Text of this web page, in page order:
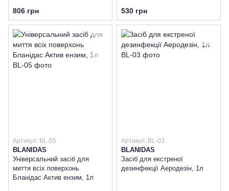
806 грн 530 грн
Артикул: BL-05
BLANIDAS
Універсальний засіб для
миття всіх поверхонь
Бланідас Актив ензим, 1л
Артикул: BL-03
BLANIDAS
Засіб для екстреної
дезинфекції Аеродезін, 1л